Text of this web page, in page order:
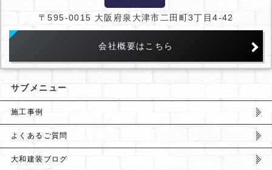
〒595-0015 大阪府泉大津市二田町3丁目4-42
会社概要はこちら
サブメニュー
施工事例
よくあるご質問
大和建装ブログ